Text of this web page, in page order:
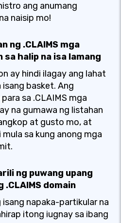
ang anumang
naisip mo!
ng .CLAIMS mga
sa halip na isa lamang
ay hindi ilagay ang lahat
basket. Ang
sa .CLAIMS mga
na gumawa ng listahan
at gusto mo, at
sa kung anong mga
ng puwang upang
.CLAIMS domain
isang napaka-partikular na
itong iugnay sa ibang